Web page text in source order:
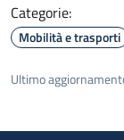
Categorie:
Mobilità e trasporti
Ultimo